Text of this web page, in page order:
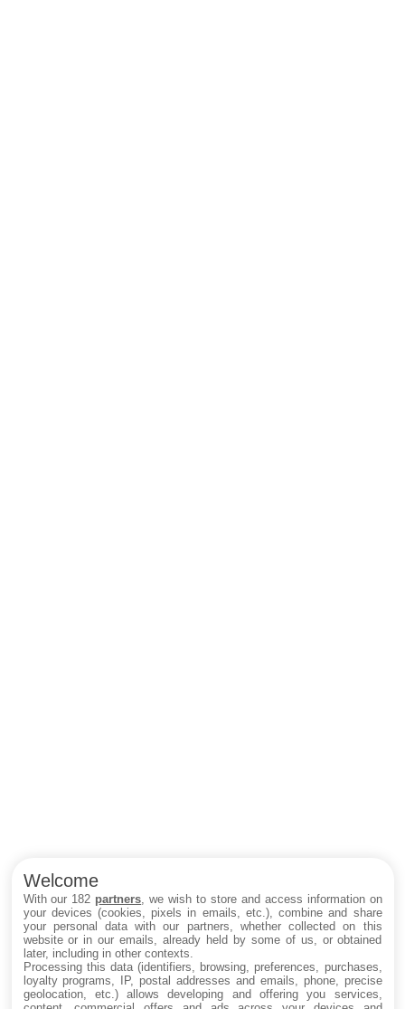
Welcome
With our 182 partners , we wish to store and access information on
your devices (cookies, pixels in emails, etc.), combine and share
your personal data with our partners, whether collected on this
website or in our emails, already held by some of us, or obtained
later, including in other contexts.
Processing this data (identifiers, browsing, preferences, purchases,
loyalty programs, IP, postal addresses and emails, phone, precise
geolocation, etc.) allows developing and offering you services,